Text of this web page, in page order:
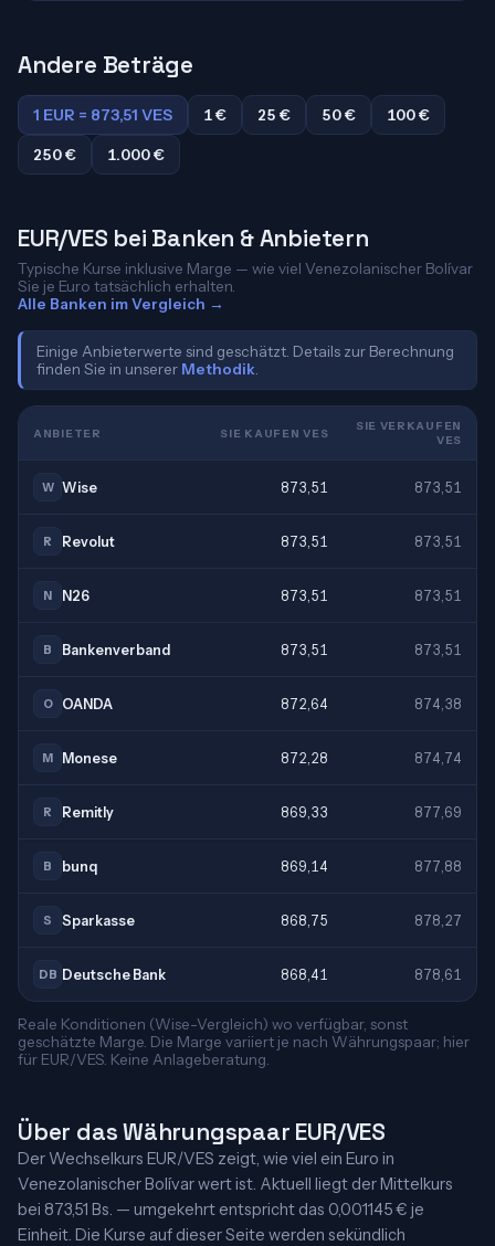
Andere Beträge
1 EUR = 873,51 VES 1 € 25 € 50 €
100 €
250 €
1.000 €
EUR/VES bei Banken & Anbietern
Typische Kurse inklusive Marge — wie viel Venezolanischer Bolívar
Sie je Euro tatsächlich erhalten.
Alle Banken im Vergleich →
Einige Anbieterwerte sind geschätzt. Details zur Berechnung
finden Sie in unserer Methodik
ANBIETER SIE KAUFEN VES
SIE VERKAUFEN
VES
W Wise 873,51 873,51
R Revolut 873,51 873,51
N N26 873,51 873,51
B Bankenverband 873,51 873,51
O OANDA 872,64 874,38
M Monese 872,28 874,74
R Remitly 869,33 877,69
B bunq 869,14 877,88
S Sparkasse 868,75 878,27
DB Deutsche Bank 868,41 878,61
Reale Konditionen (Wise-Vergleich) wo verfügbar, sonst
geschätzte Marge. Die Marge variiert je nach Währungspaar; hier
für EUR/VES. Keine Anlageberatung.
Über das Währungspaar EUR/VES
Der Wechselkurs EUR/VES zeigt, wie viel ein Euro in
Venezolanischer Bolívar wert ist. Aktuell liegt der Mittelkurs
bei 873,51 Bs. — umgekehrt entspricht das 0,001145 € je
Einheit. Die Kurse auf dieser Seite werden sekündlich